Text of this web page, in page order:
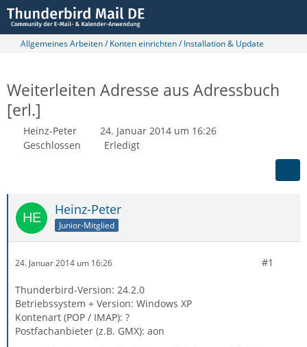
Allgemeines Arbeiten / Konten einrichten / Installation & Update
Weiterleiten Adresse aus Adressbuch
[erl.]
Heinz-Peter
24. Januar 2014 um 16:26
Geschlossen
Erledigt
Heinz-Peter
Junior-Mitglied
24. Januar 2014 um 16:26 #1
Thunderbird-Version: 24.2.0
Betriebssystem + Version: Windows XP
Kontenart (POP / IMAP): ?
Postfachanbieter (z.B. GMX): aon